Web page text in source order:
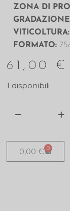
ZONA DI
VITICOLTURA:
FORMATO:
61,00 €
1 disponibili
0,00€ 0